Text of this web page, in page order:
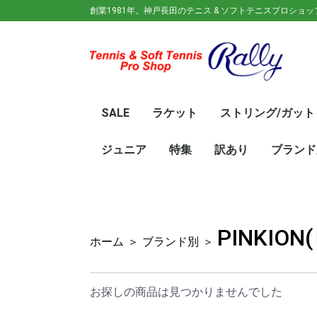
創業1981年。神戸長田のテニス & ソフトテニスプロショッ
SALE
ガット(ソフトテニス)
ガット(硬式)
ラケット(硬式)
ソフトテニスラケット
シューズ
ウェア メンズ/ユニセッ
レディース
バック
キャップ
その他
70%OFF
60％OFF
50%OFF
45%OFF
40%OFF
35%OFF
30%OFF
25％OFF
ラケット
テニス(硬式) 初心
ジュ
SALE
中学
ソフトテニス(軟式) 新入
初心
前衛/
後衛/
オー
SALE
ストリング/ガット
テニス(硬式)
ソフトテニス(軟式)
ジュニア 特集 訳あり ブランド
ホーム ＞ ブランド別 ＞
お探しの商品は見つかりませんでした